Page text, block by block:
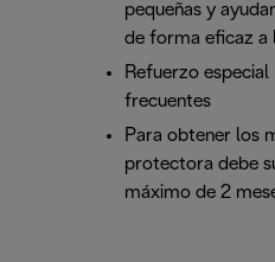
pequeñas y
de forma eficaz a
Refuerzo
frecuentes
Para obtener los
protectora debe
máximo de 2